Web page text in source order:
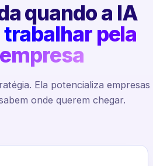
quando a IA
trabalhar pela
Ela potencializa empresas
onde querem chegar.